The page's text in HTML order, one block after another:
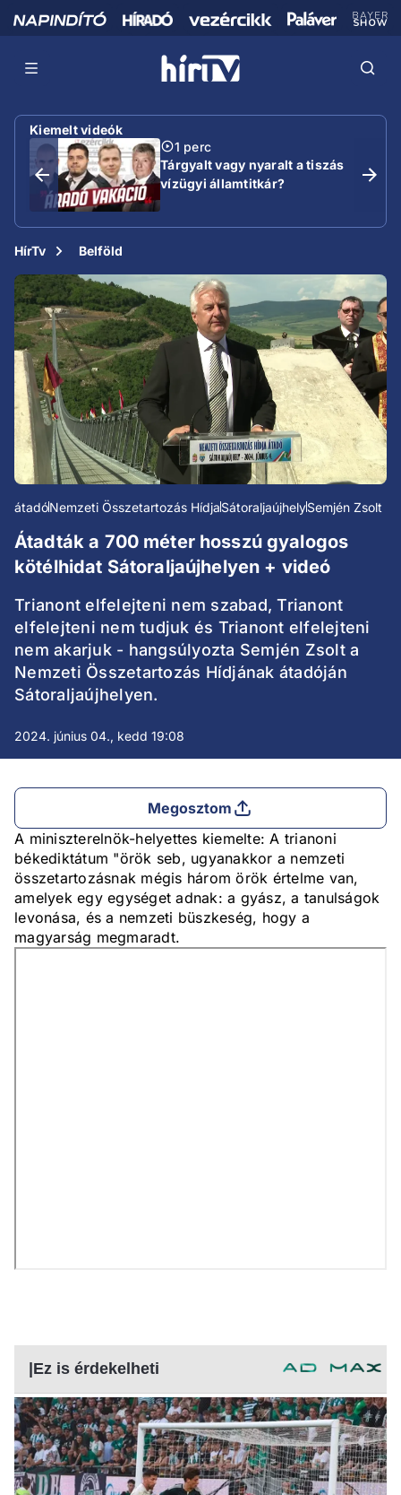
Kiemelt videók
1 perc
Tárgyalt vagy nyaralt a tiszás
vízügyi államtitkár?
HírTv Belföld
átadóNemzeti Összetartozás HídjaSátoraljaújhelySemjén Zsolt
Átadták a 700 méter hosszú gyalogos
kötélhidat Sátoraljaújhelyen + videó
Trianont elfelejteni nem szabad, Trianont
elfelejteni nem tudjuk és Trianont elfelejteni
nem akarjuk - hangsúlyozta Semjén Zsolt a
Nemzeti Összetartozás Hídjának átadóján
Sátoraljaújhelyen.
2024. június 04., kedd 19:08
Megosztom
A miniszterelnök-helyettes kiemelte: A trianoni
békediktátum "örök seb, ugyanakkor a nemzeti
összetartozásnak mégis három örök értelme van,
amelyek egy egységet adnak: a gyász, a tanulságok
levonása, és a nemzeti büszkeség, hogy a
magyarság megmaradt.